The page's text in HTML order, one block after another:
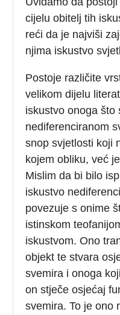
cijelu obitelj tih
reći da je najviši
njima iskustvo
Postoje različite
velikom dijelu
iskustvo onoga što
nediferenciranom
snop svjetlosti koji
kojem obliku, već
Mislim da bi bilo
iskustvo
povezuje s onime
istinskom
iskustvom. Ono
objekt te stvara
svemira i onoga
on stječe osjećaj
svemira. To je ono